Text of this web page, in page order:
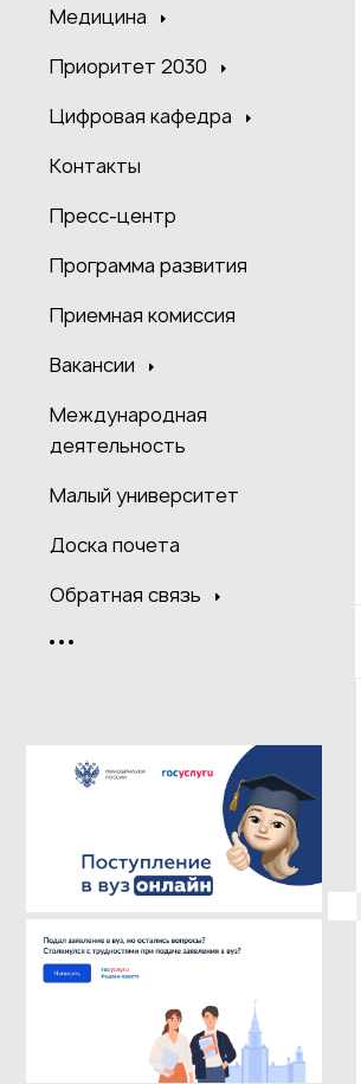
Медицина
Приоритет 2030
Цифровая кафедра
Контакты
Пресс-центр
Программа развития
Приемная комиссия
Вакансии
Международная
деятельность
Малый университет
Доска почета
Обратная связь